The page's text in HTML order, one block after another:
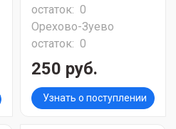
остаток: 0
Орехово-Зуево
остаток: 0
250 руб.
Узнать о поступлении